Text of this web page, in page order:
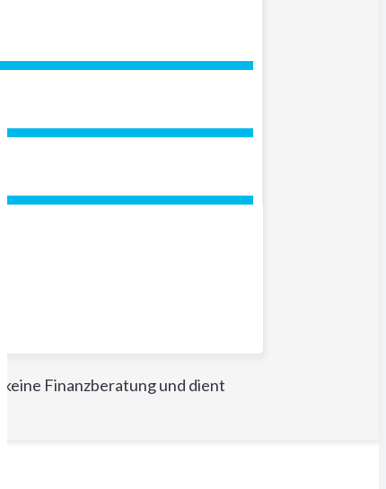
Finanzberatung und dient